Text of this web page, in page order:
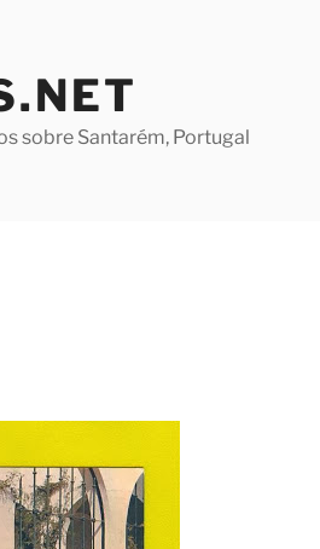
sobre Santarém, Portugal